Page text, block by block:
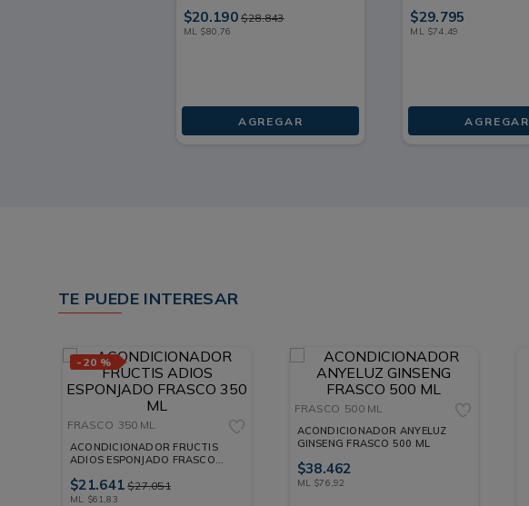
$20.190 $28.843
ML $80,76
AGREGAR
$29.795
ML $74,49
AGREGAR
TE PUEDE INTERESAR
- 20 %
FRASCO 350 ML
ACONDICIONADOR FRUCTIS
ADIOS ESPONJADO FRASCO
$21.641 $27.051
ML $61,83
FRASCO 500 ML
ACONDICIONADOR ANYELUZ
GINSENG FRASCO 500 ML
$38.462
ML $76,92